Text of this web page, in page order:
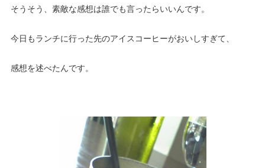
そうそう、素敵な感想は誰でも言ったらいいんです。
今日もランチに行った先のアイスコーヒーがおいしすぎて、
感想を述べたんです。